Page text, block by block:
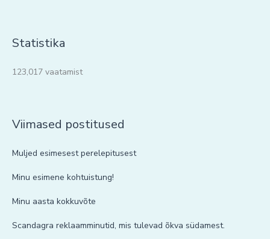
Statistika
123,017 vaatamist
Viimased postitused
Muljed esimesest perelepitusest
Minu esimene kohtuistung!
Minu aasta kokkuvõte
Scandagra reklaamminutid, mis tulevad õkva südamest.